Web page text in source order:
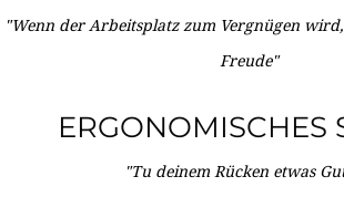
"Wenn der Arbeitsplatz zum Vergnügen
Freude"
ERGONOMISCHES
"Tu deinem Rücken etwas